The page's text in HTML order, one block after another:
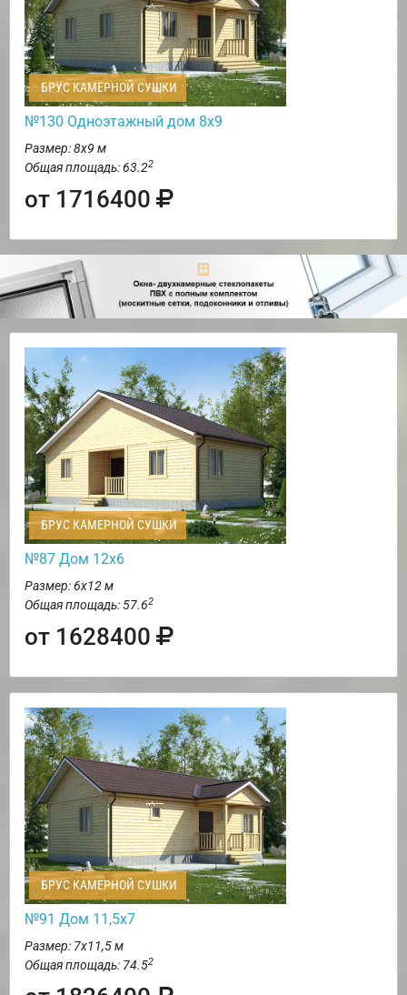
БРУС КАМЕРНОЙ СУШКИ
№130 Одноэтажный дом 8х9
Размер: 8х9 м
Общая площадь: 63.22
от 1716400
БРУС КАМЕРНОЙ СУШКИ
№87 Дом 12х6
Размер: 6х12 м
Общая площадь: 57.62
от 1628400
БРУС КАМЕРНОЙ СУШКИ
№91 Дом 11,5х7
Размер: 7х11,5 м
Общая площадь: 74.52